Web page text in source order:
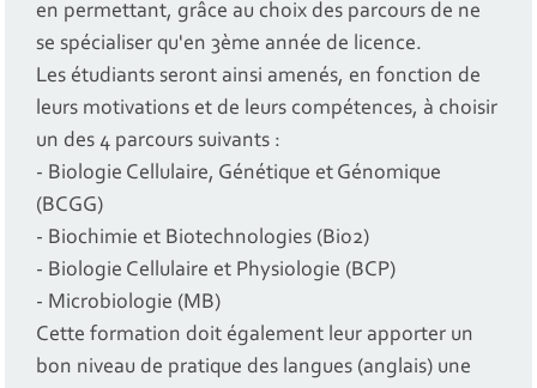
en permettant, grâce au choix des parcours de ne
se spécialiser qu'en 3ème année de licence.
Les étudiants seront ainsi amenés, en fonction de
leurs motivations et de leurs compétences, à choisir
un des 4 parcours suivants :
- Biologie Cellulaire, Génétique et Génomique
(BCGG)
- Biochimie et Biotechnologies (Bio2)
- Biologie Cellulaire et Physiologie (BCP)
- Microbiologie (MB)
Cette formation doit également leur apporter un
bon niveau de pratique des langues (anglais) une